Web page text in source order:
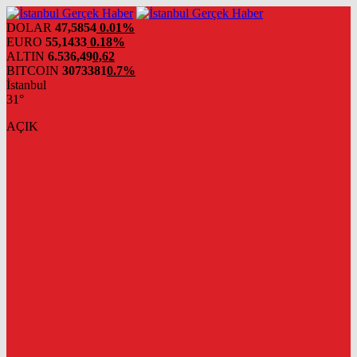
DOLAR 47,5854 0.01%
EURO 55,1433 0.18%
ALTIN 6.536,490,62
BITCOIN 30733810.7%
İstanbul
31°
AÇIK